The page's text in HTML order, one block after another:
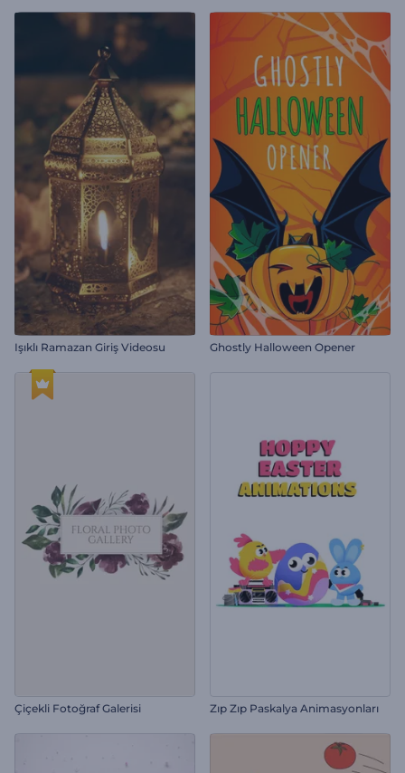
Işıklı Ramazan Giriş Videosu Ghostly Halloween Opener
Çiçekli Fotoğraf Galerisi Zıp Zıp Paskalya Animasyonları